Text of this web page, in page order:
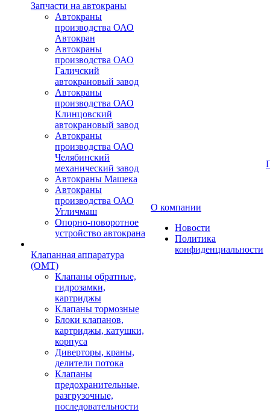
Запчасти на автокраны
Автокраны
производства ОАО
Автокран
Автокраны
производства ОАО
Галичский
автокрановый завод
Автокраны
производства ОАО
Клинцовский
автокрановый завод
Автокраны
производства ОАО
Челябинский
механический завод
Автокраны Машека
Автокраны
производства ОАО
Угличмаш
Опорно-поворотное
устройство автокрана
Клапанная аппаратура
(OMT)
Клапаны обратные,
гидрозамки,
картриджы
Клапаны тормозные
Блоки клапанов,
картриджы, катушки,
корпуса
Диверторы, краны,
делители потока
Клапаны
предохранительные,
разгрузочные,
последовательности
О компании
Новости
Политика
конфиденциальности